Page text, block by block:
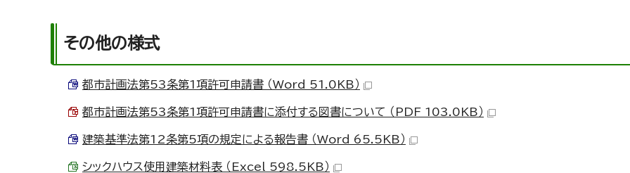
その他の様式
都市計画法第53条第1項許可申請書 （Word 51.0KB）
都市計画法第53条第1項許可申請書に添付する図書について （PDF 103.0KB）
建築基準法第12条第5項の規定による報告書 （Word 65.5KB）
シックハウス使用建築材料表 （Excel 598.5KB）